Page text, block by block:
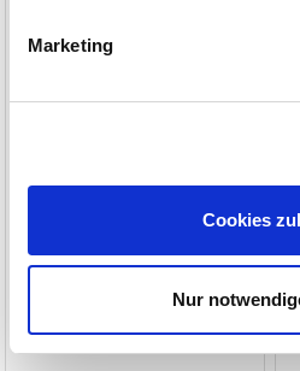
Marketing
Cookies
Nur
für Legenest Nestomatic